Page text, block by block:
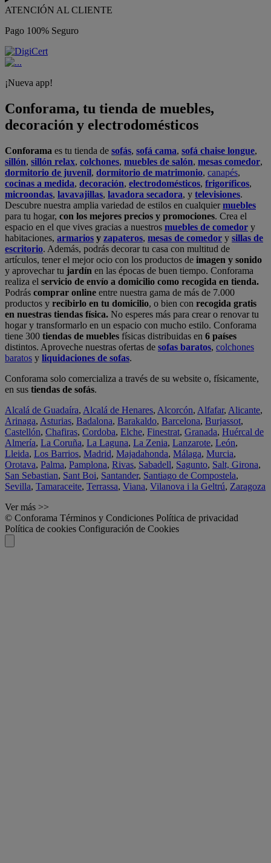
ATENCIÓN AL CLIENTE
Pago 100% Seguro
¡Nueva app!
Conforama, tu tienda de muebles,
decoración y electrodomésticos
Conforama es tu tienda de sofás, sofá cama, sofá chaise longue,
sillón, sillón relax, colchones, muebles de salón, mesas comedor,
dormitorio de juvenil, dormitorio de matrimonio, canapés,
cocinas a medida, decoración, electrodomésticos, frigoríficos,
microondas, lavavajillas, lavadora secadora, y televisiones.
Descubre nuestra amplia variedad de estilos en cualquiermuebles
para tu hogar, con los mejores precios y promociones. Crea el
espacio en el que vives gracias a nuestros muebles de comedor y
habitaciones, armarios y zapateros, mesas de comedor y sillas de
escritorio. Además, podrás decorar tu casa con multitud de
artículos, tener el mejor ocio con los productos de imagen y sonido
y aprovechar tu jardín en las épocas de buen tiempo. Conforama
realiza el servicio de envío a domicilio como recogida en tienda.
Podrás comprar online entre nuestra gama de más de 7.000
productos y recibirlo en tu domicilio, o bien con recogida gratis
en nuestras tiendas física. No esperes más para crear o renovar tu
hogar y transformarlo en un espacio con mucho estilo. Conforama
tiene 300 tiendas de muebles físicas distribuidas en 6 países
distintos. Aproveche nuestras ofertas de sofas baratos, colchones
baratos y liquidaciones de sofas.
Conforama solo comercializa a través de su website o, físicamente,
en sus tiendas de sofás.
Alcalá de Guadaíra, Alcalá de Henares, Alcorcón, Alfafar, Alicante,
Arinaga, Asturias, Badalona, Barakaldo, Barcelona, Burjassot,
Castellón, Chafiras, Cordoba, Elche, Finestrat, Granada, Huércal de
Almería, La Coruña, La Laguna, La Zenia, Lanzarote, León,
Lleida, Los Barrios, Madrid, Majadahonda, Málaga, Murcia,
Orotava, Palma, Pamplona, Rivas, Sabadell, Sagunto, Salt, Girona,
San Sebastian, Sant Boi, Santander, Santiago de Compostela,
Sevilla, Tamaraceite, Terrassa, Viana, Vilanova i la Geltrú, Zaragoza
Ver más >>
© Conforama Términos y Condiciones Política de privacidad
Política de cookies Configuración de Cookies